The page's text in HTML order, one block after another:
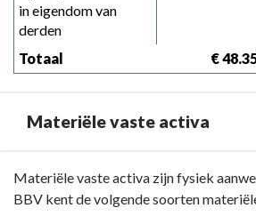
in eigendom van
derden
Totaal €
Materiële vaste activa
Terug
naar
Materiële vaste activa zijn fysiek
BBV kent de volgende soorten